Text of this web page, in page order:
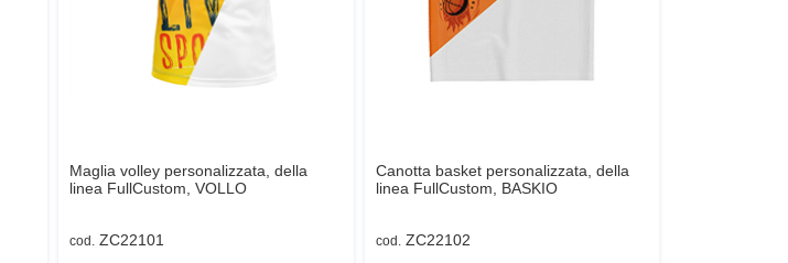
Maglia volley personalizzata, della
linea FullCustom, VOLLO
cod. ZC22101
Canotta basket personalizzata, della
linea FullCustom,
BASKIO
cod. ZC22102